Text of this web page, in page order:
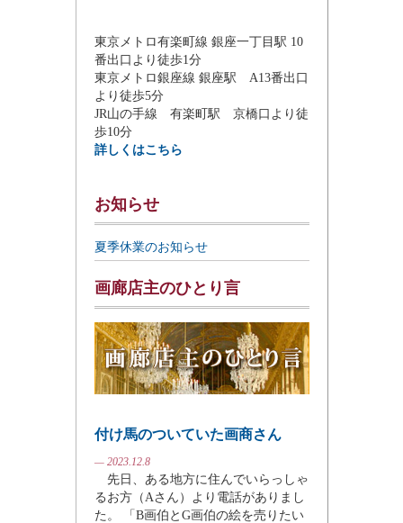
東京メトロ有楽町線 銀座一丁目駅 10
番出口より徒歩1分
東京メトロ銀座線 銀座駅 A13番出口
より徒歩5分
JR山の手線 有楽町駅 京橋口より徒
歩10分
詳しくはこちら
お知らせ
夏季休業のお知らせ
画廊店主のひとり言
付け馬のついていた画商さん
— 2023.12.8
先日、ある地方に住んでいらっしゃ
るお方（Aさん）より電話がありまし
た。 「B画伯とG画伯の絵を売りたい